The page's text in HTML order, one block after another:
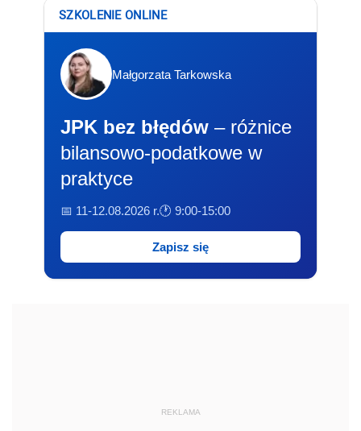
SZKOLENIE ONLINE
Małgorzata Tarkowska
JPK bez błędów – różnice
bilansowo-podatkowe w
praktyce
📅 11-12.08.2026 r.🕐 9:00-15:00
Zapisz się
REKLAMA